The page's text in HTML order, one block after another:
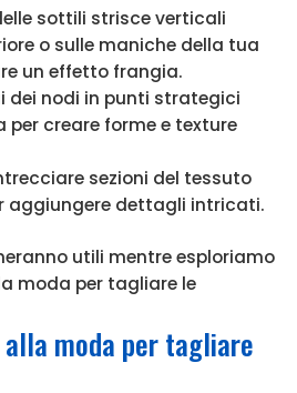
sottili strisce verticali
o sulle maniche della tua
un effetto frangia.
dei nodi in punti strategici
creare forme e texture
sezioni del tessuto
aggiungere dettagli intricati.
utili mentre esploriamo
moda per tagliare le
moda per tagliare